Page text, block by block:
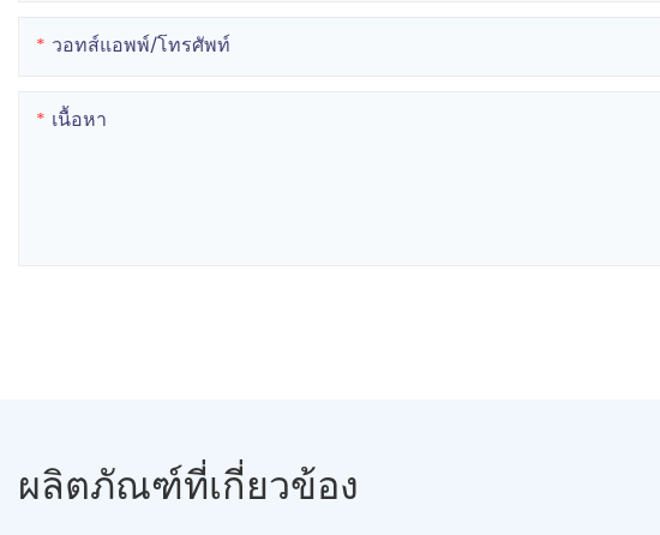
วอทส์แอพพ์/โทรศัพท์
เนื้อหา
ผลิตภัณฑ์ที่เกี่ยวข้อง